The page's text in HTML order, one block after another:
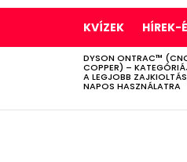
KVÍZEK HÍREK-
LATEST
STORIES
DYSON ONTRAC™
COPPER) –
A LEGJOBB
NAPOS HASZNÁLATRA